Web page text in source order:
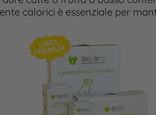
calorici è essenziale per